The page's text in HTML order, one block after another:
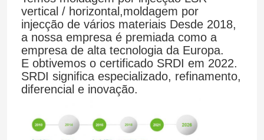
vertical / horizontal,moldagem por
injecção de vários materiais Desde 2018,
a nossa empresa é premiada como a
empresa de alta tecnologia da Europa.
E obtivemos o certificado SRDI em 2022.
SRDI significa especializado, refinamento,
diferencial e inovação.